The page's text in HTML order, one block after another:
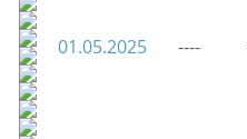
01.05.2025 ----